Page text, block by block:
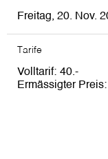
Freitag, 20. Nov.
Tarife
Volltarif 40
Ermässigter Preis